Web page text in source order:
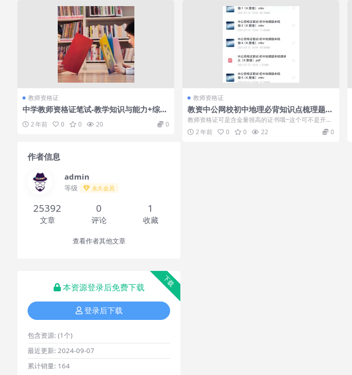
教师资格证
中学教师资格证笔试-教学知识与能力+综合
素质（配同步教材）
2 年前 0 0 20 0
教师资格证
教资中公网校初中地理必背知识点梳理题本
超全有针对性的提升
教师资格证可是含金量很高的证书哦~这个可不是开玩
笑的，教书育人一定是要有一定的基...
2 年前 0 0 22 0
作者信息
admin
等级 永久会员
25392
文章
0
评论
1
收藏
查看作者其他文章
下载
本资源登录后免费下载
登录后下载
包含资源: (1个)
最近更新: 2024-09-07
累计销量: 164